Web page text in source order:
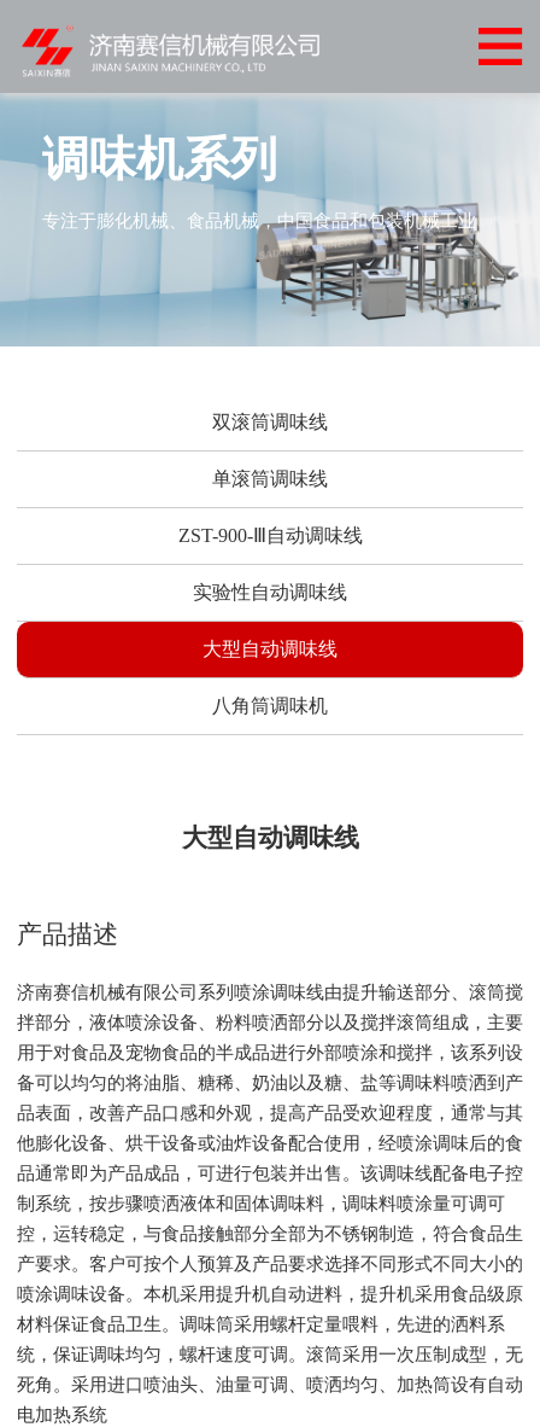
例
服
闻
联
调味机系列
专注于膨化机械、食品机械，中国食品和包装机械工业
双滚筒调味线
单滚筒调味线
ZST-900-Ⅲ自动调味线
实验性自动调味线
大型自动调味线
八角筒调味机
大型自动调味线
产品描述
济南赛信机械有限公司系列喷涂调味线由提升输送部分、滚筒搅
拌部分，液体喷涂设备、粉料喷洒部分以及搅拌滚筒组成，主要
用于对食品及宠物食品的半成品进行外部喷涂和搅拌，该系列设
备可以均匀的将油脂、糖稀、奶油以及糖、盐等调味料喷洒到产
品表面，改善产品口感和外观，提高产品受欢迎程度，通常与其
他膨化设备、烘干设备或油炸设备配合使用，经喷涂调味后的食
品通常即为产品成品，可进行包装并出售。该调味线配备电子控
制系统，按步骤喷洒液体和固体调味料，调味料喷涂量可调可
控，运转稳定，与食品接触部分全部为不锈钢制造，符合食品生
产要求。客户可按个人预算及产品要求选择不同形式不同大小的
喷涂调味设备。本机采用提升机自动进料，提升机采用食品级原
材料保证食品卫生。调味筒采用螺杆定量喂料，先进的洒料系
统，保证调味均匀，螺杆速度可调。滚筒采用一次压制成型，无
死角。采用进口喷油头、油量可调、喷洒均匀、加热筒设有自动
电加热系统